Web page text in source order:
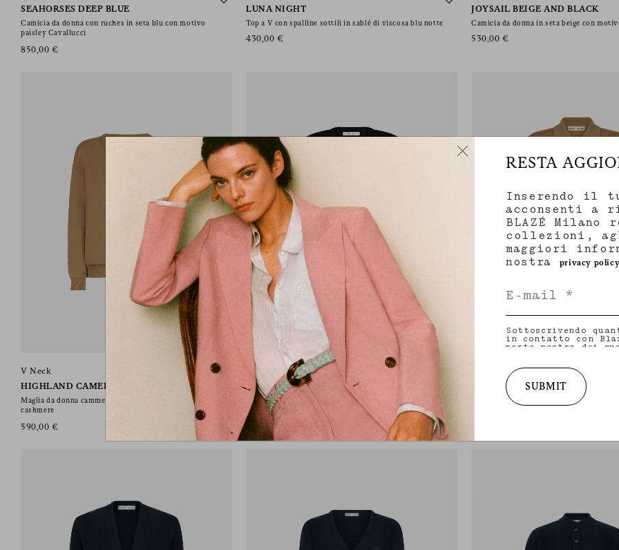
SEAHORSES DEEP BLUE
Camicia da donna con ruches in seta blu con motivo
paisley Cavallucci
850,00 €
LUNA NIGHT
Top a V con spalline sottili in sablé di viscosa blu notte
430,00 €
JOYSAIL BEIGE AND BLACK
Camicia da donna in seta beige con
530,00 €
V Neck
HIGHLAND CAMEL
Maglia da donna cammello con scollo a V in misto lana e
cashmere
590,00 €
Suffolk Gilet
HIGHLAND MARINO
Polo da donna blu a coste in misto lana e cashmere
630,00 €
HIGHLAND CAMEL
Polo da donna cammello in misto lana e
RESTA
Inserendo il
acconsenti a
BLAZÉ
collezioni,
maggiori
nostra
privacy policy
Sottoscrivendo
in contatto con
parte nostra dei
personalizzati in
collezioni,
per maggiori
materia di
diritto a ritirare il
SUBMIT